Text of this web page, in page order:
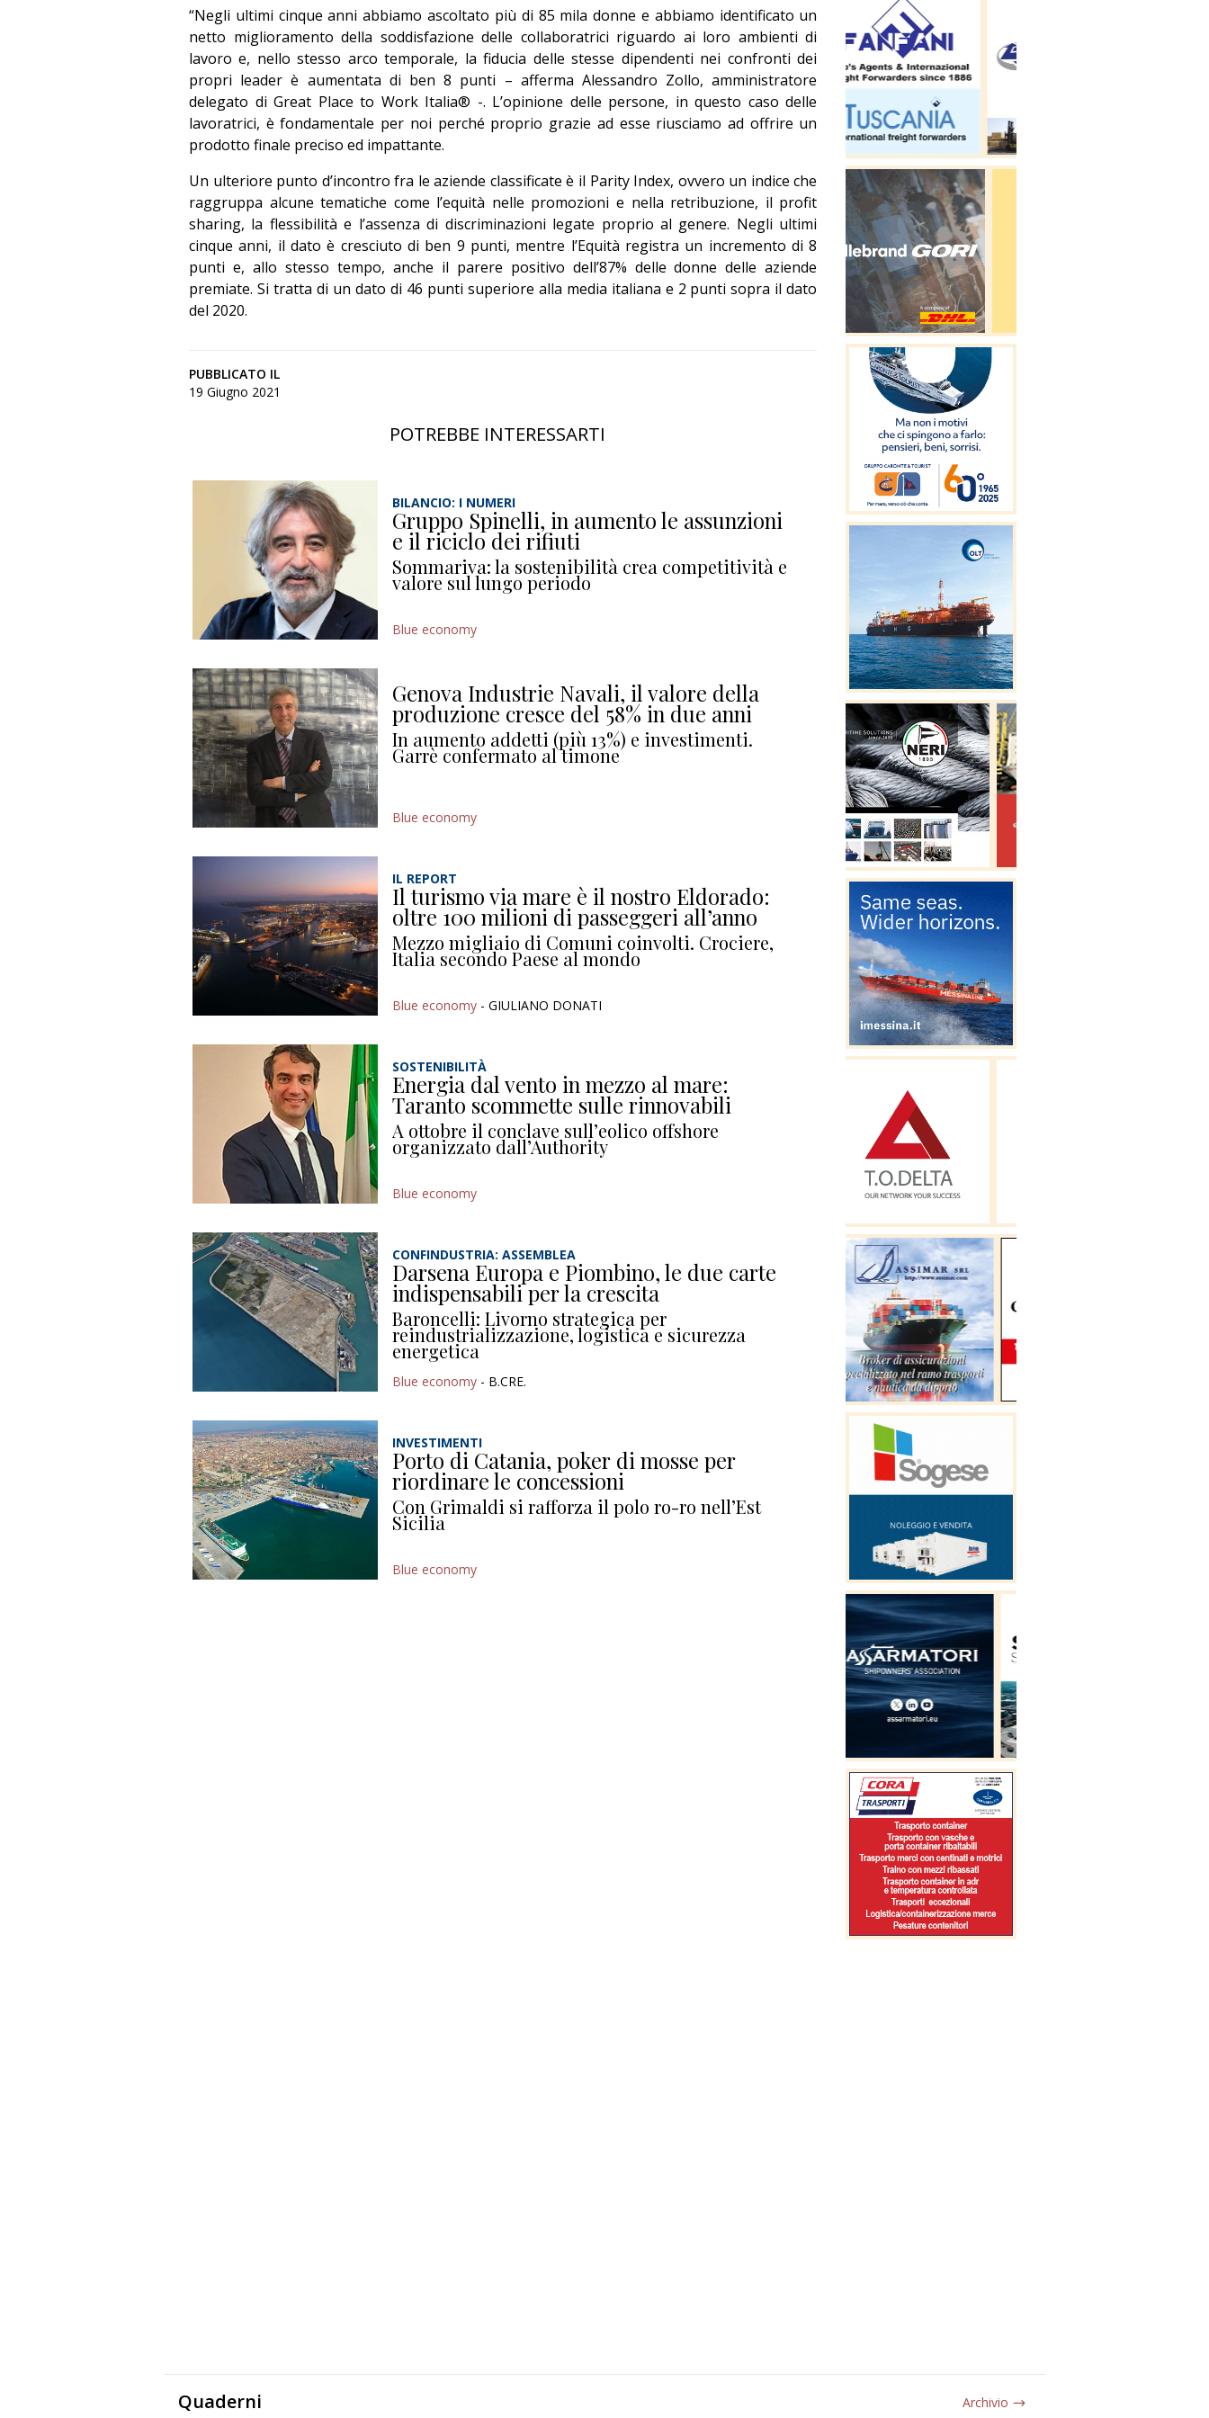
“Negli ultimi cinque anni abbiamo ascoltato più di 85 mila donne e abbiamo identificato un
netto miglioramento della soddisfazione delle collaboratrici riguardo ai loro ambienti di
lavoro e, nello stesso arco temporale, la fiducia delle stesse dipendenti nei confronti dei
propri leader è aumentata di ben 8 punti – afferma Alessandro Zollo, amministratore
delegato di Great Place to Work Italia® -. L’opinione delle persone, in questo caso delle
lavoratrici, è fondamentale per noi perché proprio grazie ad esse riusciamo ad offrire un
prodotto finale preciso ed impattante.
Un ulteriore punto d’incontro fra le aziende classificate è il Parity Index, ovvero un indice che
raggruppa alcune tematiche come l’equità nelle promozioni e nella retribuzione, il profit
sharing, la flessibilità e l’assenza di discriminazioni legate proprio al genere. Negli ultimi
cinque anni, il dato è cresciuto di ben 9 punti, mentre l’Equità registra un incremento di 8
punti e, allo stesso tempo, anche il parere positivo dell’87% delle donne delle aziende
premiate. Si tratta di un dato di 46 punti superiore alla media italiana e 2 punti sopra il dato
del 2020.
PUBBLICATO IL
19 Giugno 2021
POTREBBE INTERESSARTI
BILANCIO: I NUMERI
Gruppo Spinelli, in aumento le assunzioni
e il riciclo dei rifiuti
Sommariva: la sostenibilità crea competitività e
valore sul lungo periodo
Blue economy
Genova Industrie Navali, il valore della
produzione cresce del 58% in due anni
In aumento addetti (più 13%) e investimenti.
Garrè confermato al timone
Blue economy
IL REPORT
Il turismo via mare è il nostro Eldorado:
oltre 100 milioni di passeggeri all’anno
Mezzo migliaio di Comuni coinvolti. Crociere,
Italia secondo Paese al mondo
Blue economy - GIULIANO DONATI
SOSTENIBILITÀ
Energia dal vento in mezzo al mare:
Taranto scommette sulle rinnovabili
A ottobre il conclave sull’eolico offshore
organizzato dall’Authority
Blue economy
CONFINDUSTRIA: ASSEMBLEA
Darsena Europa e Piombino, le due carte
indispensabili per la crescita
Baroncelli: Livorno strategica per
reindustrializzazione, logistica e sicurezza
energetica
Blue economy - B.CRE.
INVESTIMENTI
Porto di Catania, poker di mosse per
riordinare le concessioni
Con Grimaldi si rafforza il polo ro-ro nell’Est
Sicilia
Blue economy
Quaderni Archivio